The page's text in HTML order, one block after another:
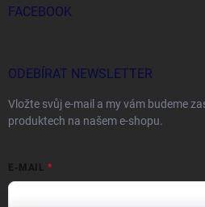
FACEBOOK
ODEBÍRAT NEWSLETTER
Vložte svůj e-mail a my vám budeme
produktech na našem e-shopu.
E-MAIL